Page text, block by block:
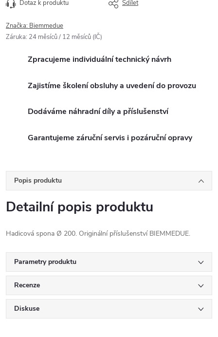
Dotaz k produktu Sdílet
Značka: Biemmedue
Záruka: 24 měsíců / 12 měsíců (IČ)
Zpracujeme individuální technický návrh
Zajistíme školení obsluhy a uvedení do provozu
Dodáváme náhradní díly a příslušenství
Garantujeme záruční servis i pozáruční opravy
Popis produktu
Detailní popis produktu
Hadicová spona Ø 200. Originální příslušenství BIEMMEDUE.
Parametry produktu
Recenze
Diskuse